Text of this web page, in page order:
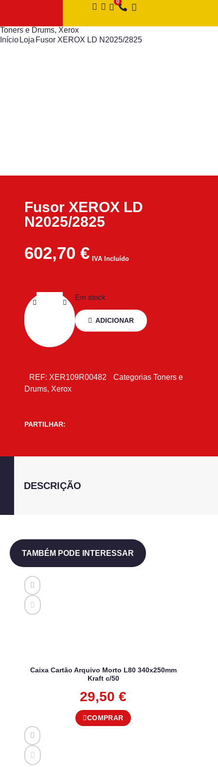
Toners e Drums, Xerox
Início Loja Fusor XEROX LD N2025/2825
Fusor XEROX LD
N2025/2825
602,70 € IVA Incluído
Em stock
ADICIONAR
REF: XER109R00482 Categorias Toners e
Drums, Xerox
PARTILHAR:
DESCRIÇÃO
TAMBÉM PODE INTERESSAR
Caixa Cartão Arquivo Morto L80 340x250mm
Kraft c/50
29,50 €
COMPRAR